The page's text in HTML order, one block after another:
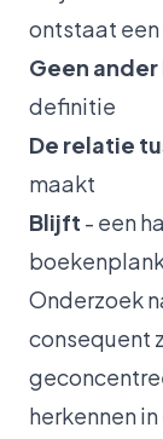
ontstaat
Geen
definitie
De relatie
maakt
Blijft - een
Onderzoek
consequent
herkennen